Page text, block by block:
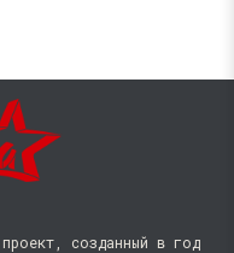
созданный в год